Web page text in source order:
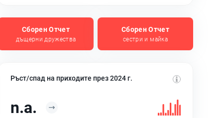
Сборен Отчет
дъщерни дружества
Сборен Отчет
сестри и майка
Ръст/спад на приходите през 2024 г.
n.a.